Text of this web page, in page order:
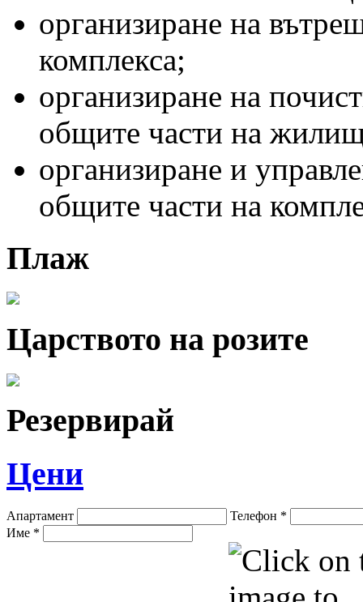
организиране на
комплекса;
организиране на
общите части на
организиране и
общите части на
Плaж
Царството на розите
Резервирай
Цени
Апартамент Телефон *
Име *